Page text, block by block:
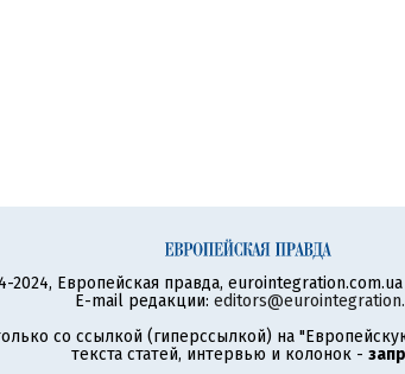
2024, Европейская правда, eurointegration.com.ua
E-mail редакции:
со ссылкой (гиперссылкой) на
текста статей, интервью и колонок -